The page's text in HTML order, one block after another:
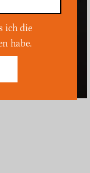
ich die
habe.